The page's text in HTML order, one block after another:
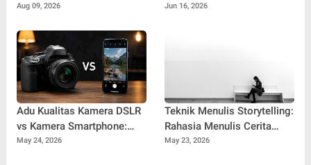
Menembus Dunia Kerja di
Aug 09, 2026
Untung Manis, Cocok untuk
Jun 16, 2026
Adu Kualitas Kamera DSLR
vs Kamera Smartphone:
Siapa Juara untuk Hasil
May 24, 2026
Teknik Menulis Storytelling:
Rahasia Menulis Cerita
yang Menarik, Menggugah,
May 23, 2026